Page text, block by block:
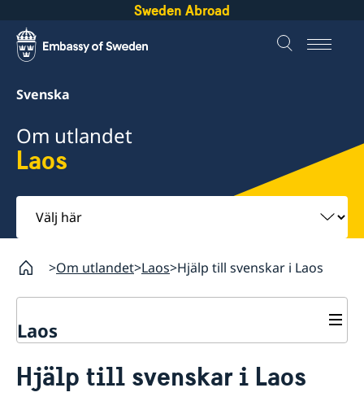
Sweden Abroad
Svenska
Om utlandet
Laos
Välj
här
Om utlandet Laos Hjälp till svenskar i Laos
Laos
Hjälp till svenskar i Laos
Hjälp till svenskar i Laos